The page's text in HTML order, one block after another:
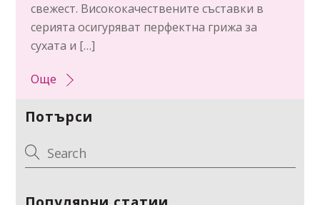
свежест. Висококачествените съставки в
серията осигуряват перфектна грижа за
сухата и […]
Още
Потърси